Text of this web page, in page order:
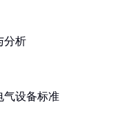
分析
气设备标准